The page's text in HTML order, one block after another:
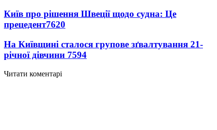
Київ про рішення Швеції щодо судна: Це
прецедент7620
На Київщині сталося групове зґвалтування 21-
річної дівчини 7594
Читати коментарі